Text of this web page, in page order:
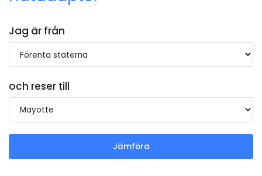
Jag är från
och reser till
Jämföra